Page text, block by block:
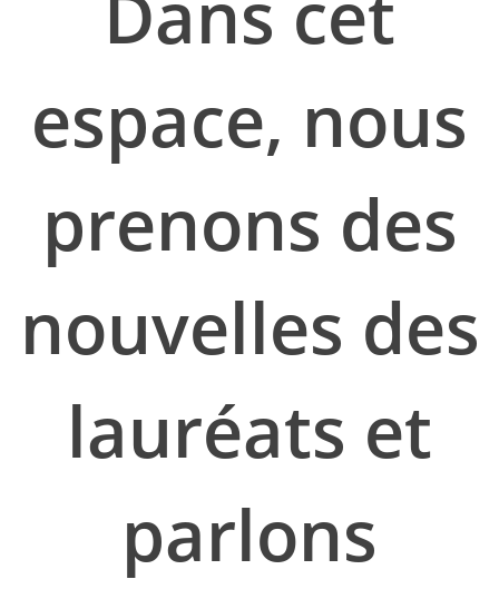
espace, nous
prenons des
nouvelles des
lauréats et
parlons